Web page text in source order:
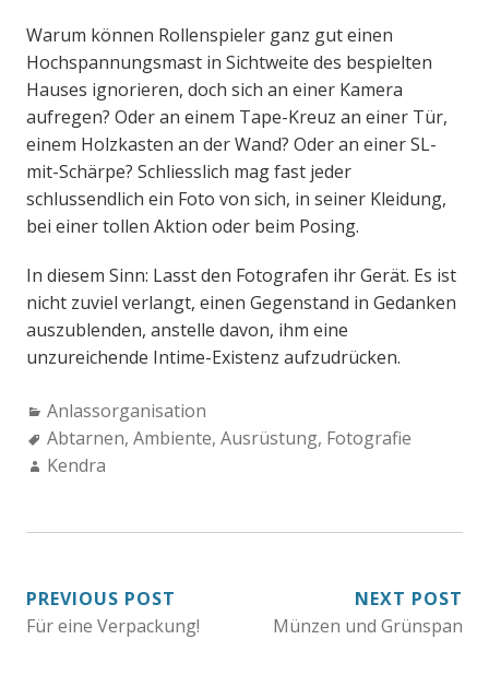
Warum können Rollenspieler ganz gut einen
Hochspannungsmast in Sichtweite des bespielten
Hauses ignorieren, doch sich an einer Kamera
aufregen? Oder an einem Tape-Kreuz an einer Tür,
einem Holzkasten an der Wand? Oder an einer SL-
mit-Schärpe? Schliesslich mag fast jeder
schlussendlich ein Foto von sich, in seiner Kleidung,
bei einer tollen Aktion oder beim Posing.
In diesem Sinn: Lasst den Fotografen ihr Gerät. Es ist
nicht zuviel verlangt, einen Gegenstand in Gedanken
auszublenden, anstelle davon, ihm eine
unzureichende Intime-Existenz aufzudrücken.
Categories:
Anlassorganisation
Tags:
Abtarnen, Ambiente, Ausrüstung, Fotografie
Author:
Kendra
BEITRAGSNAVIGATION
PREVIOUS POST
Für eine Verpackung!
NEXT POST
Münzen und Grünspan